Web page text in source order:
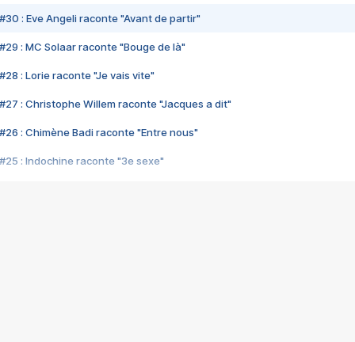
#30 : Eve Angeli raconte "Avant de partir"
#29 : MC Solaar raconte "Bouge de là"
#28 : Lorie raconte "Je vais vite"
#27 : Christophe Willem raconte "Jacques a dit"
#26 : Chimène Badi raconte "Entre nous"
#25 : Indochine raconte "3e sexe"